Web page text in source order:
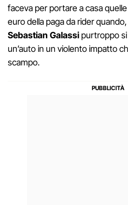
faceva per portare a casa
euro della paga da rider
Sebastian Galassi purtroppo
un’auto in un violento impatto
scampo.